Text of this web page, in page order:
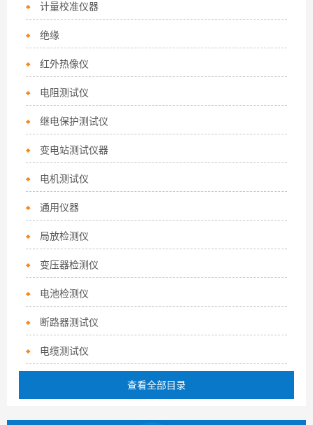
计量校准仪器
绝缘
红外热像仪
电阻测试仪
继电保护测试仪
变电站测试仪器
电机测试仪
通用仪器
局放检测仪
变压器检测仪
电池检测仪
断路器测试仪
电缆测试仪
查看全部目录